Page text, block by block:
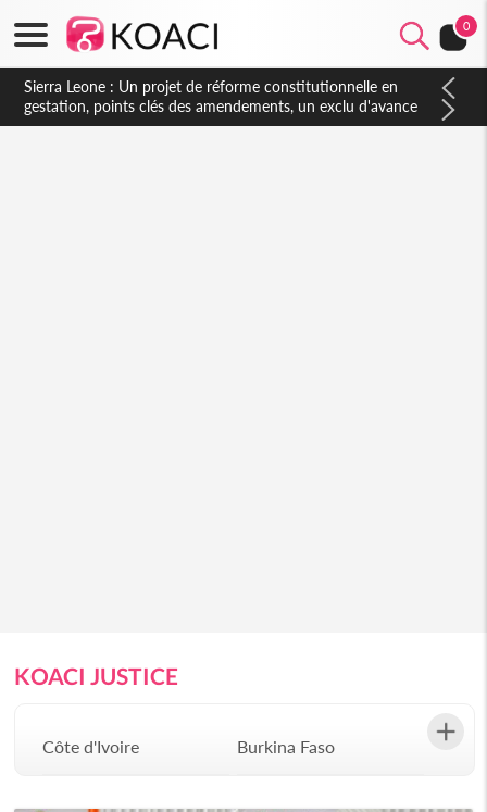
0
Sierra Leone : Un projet de réforme constitutionnelle en
gestation, points clés des amendements, un exclu d'avance
KOACI JUSTICE
Côte d'Ivoire Burkina Faso